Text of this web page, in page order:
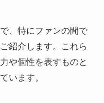
、特にファンの間で
紹介します。これら
や個性を表すものと
います。